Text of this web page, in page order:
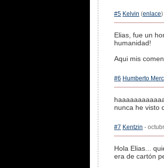
#5 Kelvin (enlace)
Elias, fue un
humanidad!
Aqui mis
#6 Humberto
nunca he visto
#7 Kentzin -
Hola Elias...
era de cartón